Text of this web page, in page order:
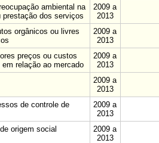
ambiental na
prestação dos serviços
2009 a
2013
orgânicos ou livres
2009 a
2013
preços ou custos
relação ao mercado
2009 a
2013
2009 a
2013
de controle de
2009 a
2013
origem social
2009 a
2013